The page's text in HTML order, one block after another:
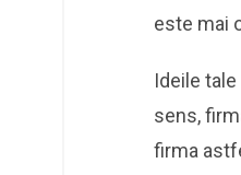
este mai
Ideile
sens,
firma